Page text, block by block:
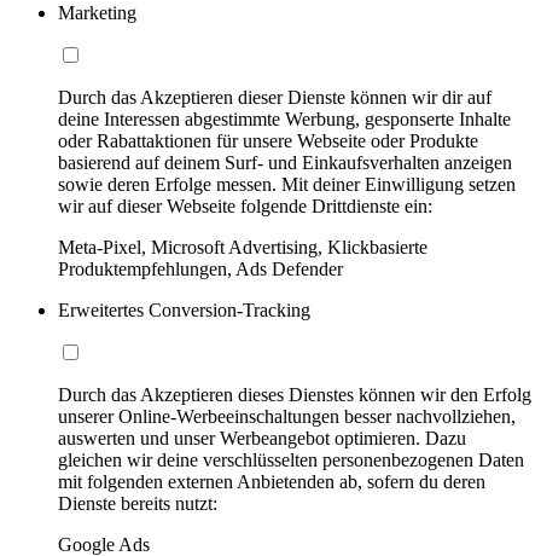
Marketing
Durch das Akzeptieren dieser Dienste können wir dir auf
deine Interessen abgestimmte Werbung, gesponserte Inhalte
oder Rabattaktionen für unsere Webseite oder Produkte
basierend auf deinem Surf- und Einkaufsverhalten anzeigen
sowie deren Erfolge messen. Mit deiner Einwilligung setzen
wir auf dieser Webseite folgende Drittdienste ein:
Meta-Pixel, Microsoft Advertising, Klickbasierte
Produktempfehlungen, Ads Defender
Erweitertes Conversion-Tracking
Durch das Akzeptieren dieses Dienstes können wir den Erfolg
unserer Online-Werbeeinschaltungen besser nachvollziehen,
auswerten und unser Werbeangebot optimieren. Dazu
gleichen wir deine verschlüsselten personenbezogenen Daten
mit folgenden externen Anbietenden ab, sofern du deren
Dienste bereits nutzt:
Google Ads